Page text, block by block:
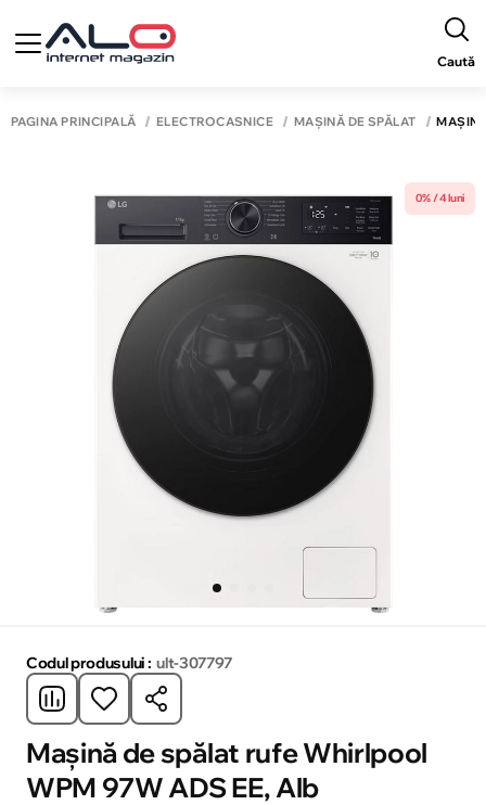
Caută
PAGINA PRINCIPALĂ ELECTROCASNICE MAȘINĂ DE SPĂLAT
0% / 4 luni
Codul produsului : ult-307797
Mașină de spălat rufe Whirlpool
WPM 97W ADS EE, Alb